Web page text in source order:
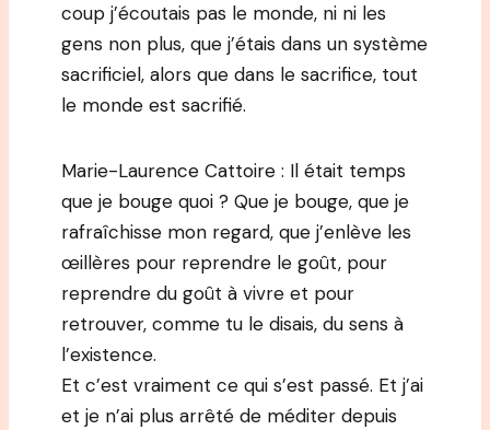
coup j’écoutais pas le monde, ni ni les
gens non plus, que j’étais dans un système
sacrificiel, alors que dans le sacrifice, tout
le monde est sacrifié.
Marie-Laurence Cattoire : Il était temps
que je bouge quoi ? Que je bouge, que je
rafraîchisse mon regard, que j’enlève les
œillères pour reprendre le goût, pour
reprendre du goût à vivre et pour
retrouver, comme tu le disais, du sens à
l’existence.
Et c’est vraiment ce qui s’est passé. Et j’ai
et je n’ai plus arrêté de méditer depuis